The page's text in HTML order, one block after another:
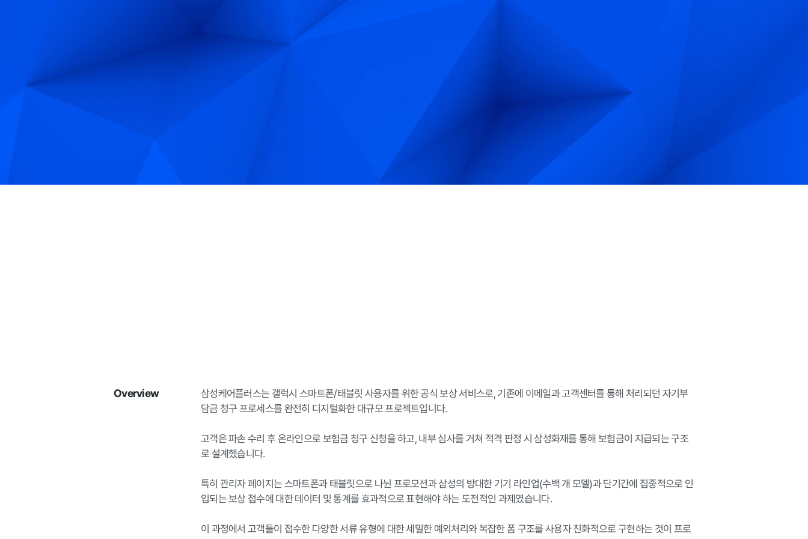
Overview
삼성케어플러스는 갤럭시 스마트폰/태블릿 사용자를 위한 공식 보상 서비스로, 기존에 이메일과 고객센터를 통해 처리되던 자기부
담금 청구 프로세스를 완전히 디지털화한 대규모 프로젝트입니다.
고객은 파손 수리 후 온라인으로 보험금 청구 신청을 하고, 내부 심사를 거쳐 적격 판정 시 삼성화재를 통해 보험금이 지급되는 구조
로 설계했습니다.
특히 관리자 페이지는 스마트폰과 태블릿으로 나뉜 프로모션과 삼성의 방대한 기기 라인업(수백 개 모델)과 단기간에 집중적으로 인
입되는 보상 접수에 대한 데이터 및 통계를 효과적으로 표현해야 하는 도전적인 과제였습니다.
이 과정에서 고객들이 접수한 다양한 서류 유형에 대한 세밀한 예외처리와 복잡한 폼 구조를 사용자 친화적으로 구현하는 것이 프로